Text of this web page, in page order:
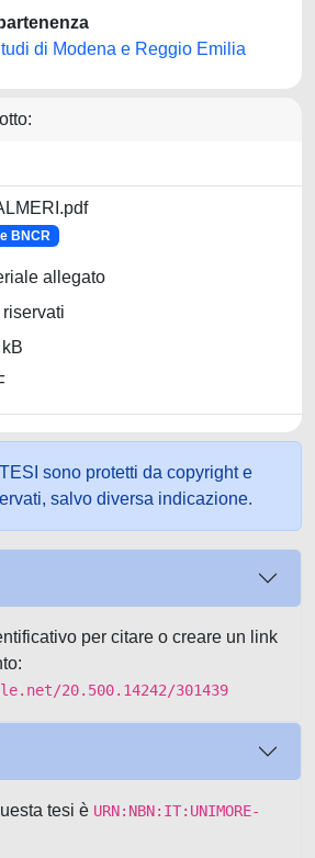
di Modena e Reggio Emilia
BNCR
allegato
sono protetti da copyright e
salvo diversa indicazione.
per citare o creare un link
20.500.14242/301439
tesi è URN:NBN:IT:UNIMORE-